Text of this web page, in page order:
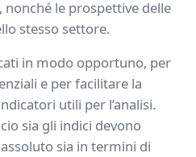
le prospettive delle
stesso settore.
in modo opportuno, per
e per facilitare la
utili per l’analisi.
sia gli indici devono
sia in termini di